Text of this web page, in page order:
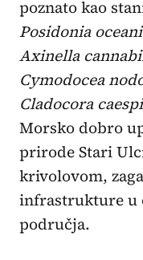
poznato kao
Posidonia
Axinella
Cymodocea
Cladocora
Morsko dobro
prirode Stari
krivolovom,
infrastrukture u
područja.